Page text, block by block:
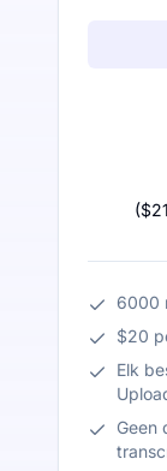
(
6000
$20
Elk
Geen